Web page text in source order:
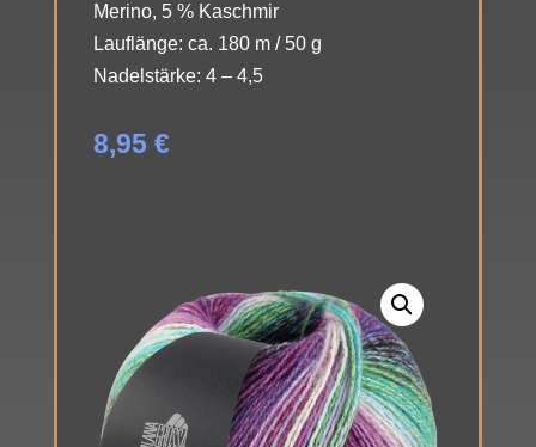
Merino, 5 % Kaschmir
Lauflänge: ca. 180 m / 50 g
Nadelstärke: 4 – 4,5
8,95 €